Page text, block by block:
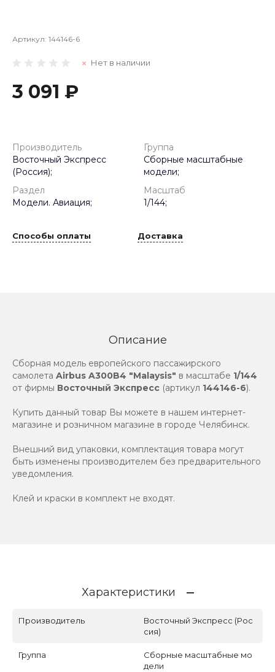
Артикул: 144146-6
Нет в наличии
3 091 ₽
Производитель
Восточный Экспресс
(Россия);
Группа
Сборные масштабные
модели;
Раздел
Модели. Авиация;
Масштаб
1/144;
Способы оплаты Доставка
Описание
Сборная модель европейского пассажирского
самолета Airbus A300B4 "Malaysis" в масштабе 1/144
от фирмы Восточный Экспресс (артикул 144146-6).
Купить данный товар Вы можете в нашем интернет-
магазине и розничном магазине в городе Челябинск.
Внешний вид упаковки, комплектация товара могут
быть изменены производителем без предварительного
уведомления.
Клей и краски в комплект не входят.
Характеристики
Производитель
Восточный Экспресс (Рос
сия)
Группа
Сборные масштабные мо
дели